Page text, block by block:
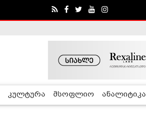
კულტურა მსოფლიო ანალიტიკა